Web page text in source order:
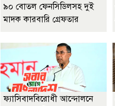
৯০ বোতল ফেনসিডিলসহ দুই
মাদক কারবারি গ্রেফতার
ফ্যাসিবাদবিরোধী আন্দোলনে